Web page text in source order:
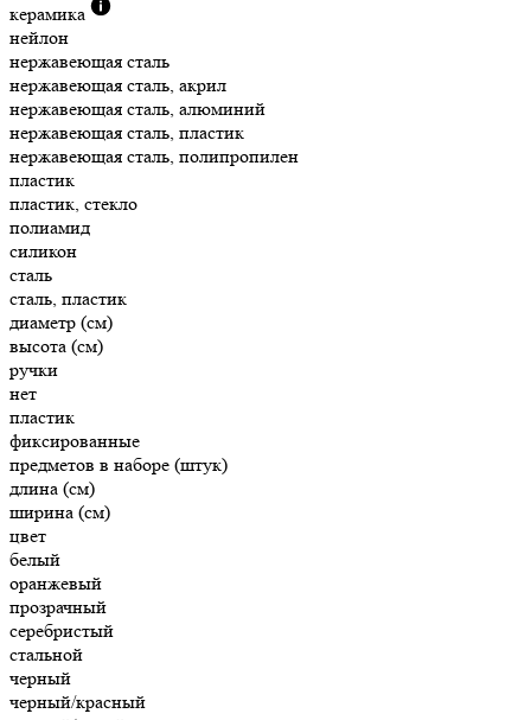
керамика
нейлон
нержавеющая сталь
нержавеющая сталь, акрил
нержавеющая сталь, алюминий
нержавеющая сталь, пластик
нержавеющая сталь, полипропилен
пластик
пластик, стекло
полиамид
силикон
сталь
сталь, пластик
диаметр (см)
высота (см)
ручки
нет
пластик
фиксированные
предметов в наборе (штук)
длина (см)
ширина (см)
цвет
белый
оранжевый
прозрачный
серебристый
стальной
черный
черный/красный